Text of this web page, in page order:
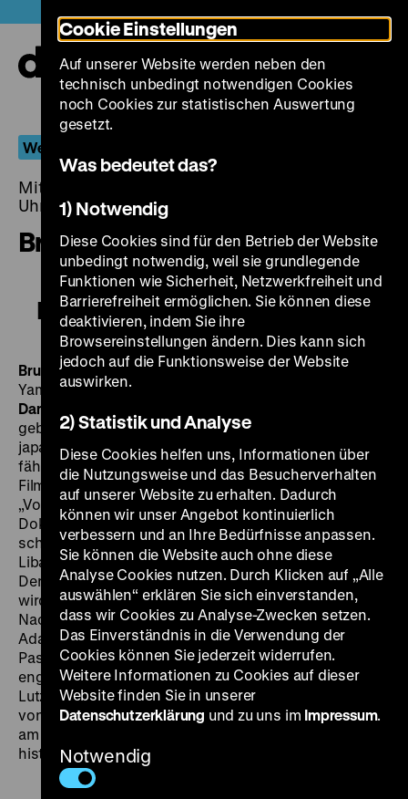
zum
Seiteninhalt
springen
Werkschau Lutz Dammbeck
Mittwoch, 14. November 2018, 20.00 - 00.00
Uhr
Bruno & Bettina
Bruno & Bettina
Bruno & BettinaD 2018, R/B: Lutz Dammbeck, K: Yutaka
Yamazaki, 99‘·DCP
Dammbeck
geborene Masao Adachi ist einer der bekanntesten
japanischen Drehbuchautoren und Regisseure. 1971
fährt er mit seinem Kollegen Koji Wakamatsu vom
Filmfestival in Cannes in den Libanon und dreht für die
„Volksfront zur Befreiung Palästinas“ (PFLP) einen
Dokumentar- und Propagandafilm. Drei Jahre später
schließt sich Adachi der von Fusako Shigenobu im
Libanon gegründeten „Japanischen Roten Armee“ an.
Der Regisseur von Experimental- und Pink-Eiga-Filmen
wird vom politischen Filmemacher zum Guerillero.
Nach dreiundzwanzig Jahren in der Illegalität wird
Adachi verhaftet, vor Gericht gestellt und wegen eines
Passvergehens verurteilt. Heute lebt er in Tokyo und
engagiert sich gegen die japanische Atomindustrie.
Lutz Dammbeck spricht mit ihm über das Verhältnis
von Kunst, Revolution und Terrorismus – und wartet
am Ende des Gesprächs mit einem überraschenden
historischen Dokument auf. (ld)
Cookie Einstellungen
Auf unserer Website werden neben den
technisch unbedingt notwendigen Cookies
noch Cookies zur statistischen Auswertung
gesetzt.
Was bedeutet das?
1) Notwendig
Diese Cookies sind für den Betrieb der Website
unbedingt notwendig, weil sie grundlegende
Funktionen wie Sicherheit, Netzwerkfreiheit und
Barrierefreiheit ermöglichen. Sie können diese
deaktivieren, indem Sie ihre
Browsereinstellungen ändern. Dies kann sich
jedoch auf die Funktionsweise der Website
auswirken.
2) Statistik und Analyse
Diese Cookies helfen uns, Informationen über
die Nutzungsweise und das Besucherverhalten
auf unserer Website zu erhalten. Dadurch
können wir unser Angebot kontinuierlich
verbessern und an Ihre Bedürfnisse anpassen.
Sie können die Website auch ohne diese
Analyse Cookies nutzen. Durch Klicken auf „Alle
auswählen“ erklären Sie sich einverstanden,
dass wir Cookies zu Analyse-Zwecken setzen.
Das Einverständnis in die Verwendung der
Cookies können Sie jederzeit widerrufen.
Weitere Informationen zu Cookies auf dieser
Website finden Sie in unserer
Datenschutzerklärung und zu uns im Impressum.
Notwendig